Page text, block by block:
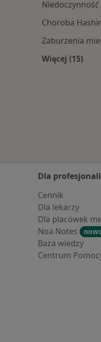
Choroba
Zaburzenia
Więcej (15)
Dla
Cennik
Dla lekarzy
Dla placówek
Noa Notes
Baza wiedzy
Centrum